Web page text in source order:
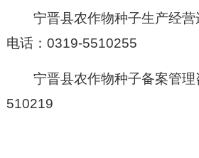
宁晋县农作物种子生产经
电话：0319-5510255
宁晋县农作物种子备案管
510219